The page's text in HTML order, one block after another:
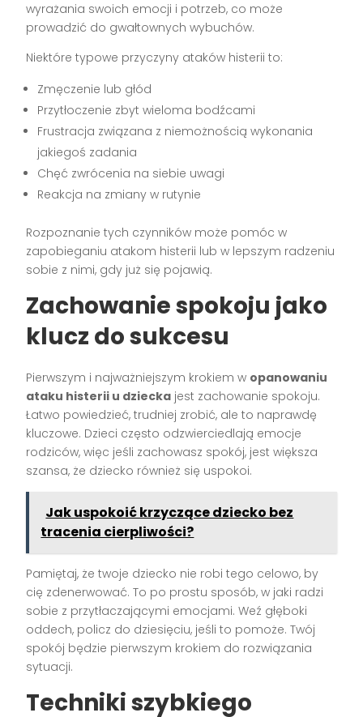
wyrażania swoich emocji i potrzeb, co może
prowadzić do gwałtownych wybuchów.
Niektóre typowe przyczyny ataków histerii to:
Zmęczenie lub głód
Przytłoczenie zbyt wieloma bodźcami
Frustracja związana z niemożnością wykonania
jakiegoś zadania
Chęć zwrócenia na siebie uwagi
Reakcja na zmiany w rutynie
Rozpoznanie tych czynników może pomóc w
zapobieganiu atakom histerii lub w lepszym radzeniu
sobie z nimi, gdy już się pojawią.
Zachowanie spokoju jako
klucz do sukcesu
Pierwszym i najważniejszym krokiem w opanowaniu
ataku histerii u dziecka jest zachowanie spokoju.
Łatwo powiedzieć, trudniej zrobić, ale to naprawdę
kluczowe. Dzieci często odzwierciedlają emocje
rodziców, więc jeśli zachowasz spokój, jest większa
szansa, że dziecko również się uspokoi.
Jak uspokoić krzyczące dziecko bez
tracenia cierpliwości?
Pamiętaj, że twoje dziecko nie robi tego celowo, by
cię zdenerwować. To po prostu sposób, w jaki radzi
sobie z przytłaczającymi emocjami. Weź głęboki
oddech, policz do dziesięciu, jeśli to pomoże. Twój
spokój będzie pierwszym krokiem do rozwiązania
sytuacji.
Techniki szybkiego